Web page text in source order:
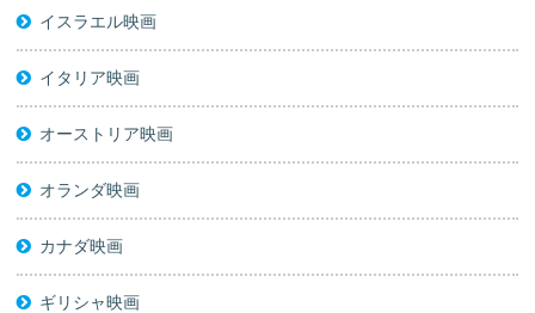
イスラエル映画
イタリア映画
オーストリア映画
オランダ映画
カナダ映画
ギリシャ映画